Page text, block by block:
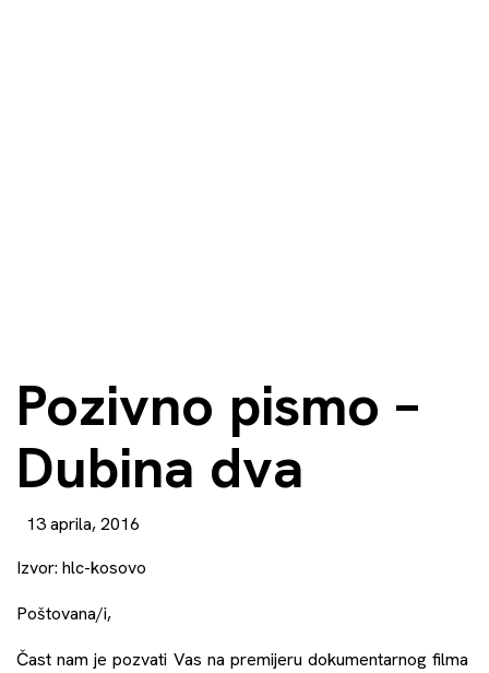
Pozivno pismo –
Dubina dva
13 aprila, 2016
Izvor: hlc-kosovo
Poštovana/i,
Čast nam je pozvati Vas na premijeru dokumentarnog filma